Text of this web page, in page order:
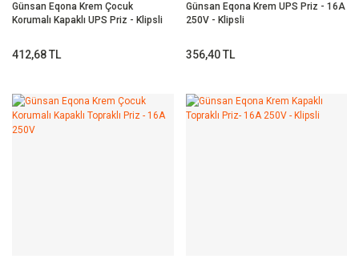
Günsan Eqona Krem Çocuk
Korumalı Kapaklı UPS Priz - Klipsli
412,68 TL
Günsan Eqona Krem UPS Priz - 16A
250V - Klipsli
356,40 TL